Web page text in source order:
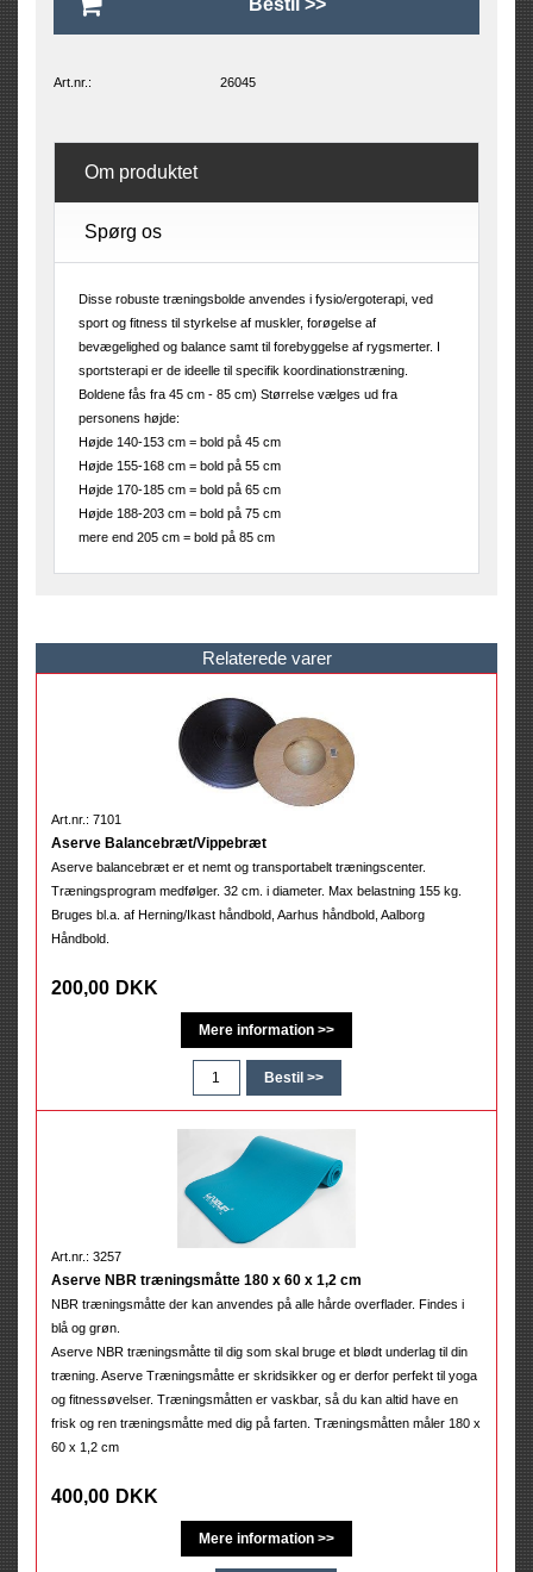
26045
Art.nr.:
Om produktet
Spørg os
Disse robuste træningsbolde anvendes i fysio/ergoterapi, ved
sport og fitness til styrkelse af muskler, forøgelse af
bevægelighed og balance samt til forebyggelse af rygsmerter. I
sportsterapi er de ideelle til specifik koordinationstræning.
Boldene fås fra 45 cm - 85 cm) Størrelse vælges ud fra
personens højde:
Højde 140-153 cm = bold på 45 cm
Højde 155-168 cm = bold på 55 cm
Højde 170-185 cm = bold på 65 cm
Højde 188-203 cm = bold på 75 cm
mere end 205 cm = bold på 85 cm
Relaterede varer
Art.nr.: 7101
Aserve Balancebræt/Vippebræt
Aserve balancebræt er et nemt og transportabelt træningscenter.
Træningsprogram medfølger. 32 cm. i diameter. Max belastning 155 kg.
Bruges bl.a. af Herning/Ikast håndbold, Aarhus håndbold, Aalborg
Håndbold.
200,00 DKK
Art.nr.: 3257
Aserve NBR træningsmåtte 180 x 60 x 1,2 cm
NBR træningsmåtte der kan anvendes på alle hårde overflader. Findes i
blå og grøn.
Aserve NBR træningsmåtte til dig som skal bruge et blødt underlag til din
træning. Aserve Træningsmåtte er skridsikker og er derfor perfekt til yoga
og fitnessøvelser. Træningsmåtten er vaskbar, så du kan altid have en
frisk og ren træningsmåtte med dig på farten. Træningsmåtten måler 180 x
60 x 1,2 cm
400,00 DKK